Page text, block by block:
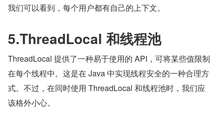
我们可以看到，每个用户都有自己的上下文。
5.ThreadLocal 和线程池
ThreadLocal 提供了一种易于使用的 API，可将某些值限制
在每个线程中。这是在 Java 中实现线程安全的一种合理方
式。不过，在同时使用 ThreadLocal 和线程池时，我们应
该格外小心。